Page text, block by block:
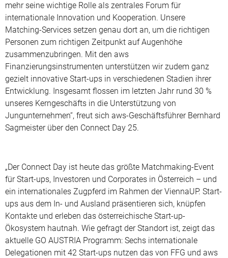
mehr seine wichtige Rolle als zentrales Forum für
internationale Innovation und Kooperation. Unsere
Matching-Services setzen genau dort an, um die richtigen
Personen zum richtigen Zeitpunkt auf Augenhöhe
zusammenzubringen. Mit den aws
Finanzierungsinstrumenten unterstützen wir zudem ganz
gezielt innovative Start-ups in verschiedenen Stadien ihrer
Entwicklung. Insgesamt flossen im letzten Jahr rund 30 %
unseres Kerngeschäfts in die Unterstützung von
Jungunternehmen“, freut sich aws-Geschäftsführer Bernhard
Sagmeister über den Connect Day 25.
„Der Connect Day ist heute das größte Matchmaking-Event
für Start-ups, Investoren und Corporates in Österreich – und
ein internationales Zugpferd im Rahmen der ViennaUP. Start-
ups aus dem In- und Ausland präsentieren sich, knüpfen
Kontakte und erleben das österreichische Start-up-
Ökosystem hautnah. Wie gefragt der Standort ist, zeigt das
aktuelle GO AUSTRIA Programm: Sechs internationale
Delegationen mit 42 Start-ups nutzen das von FFG und aws